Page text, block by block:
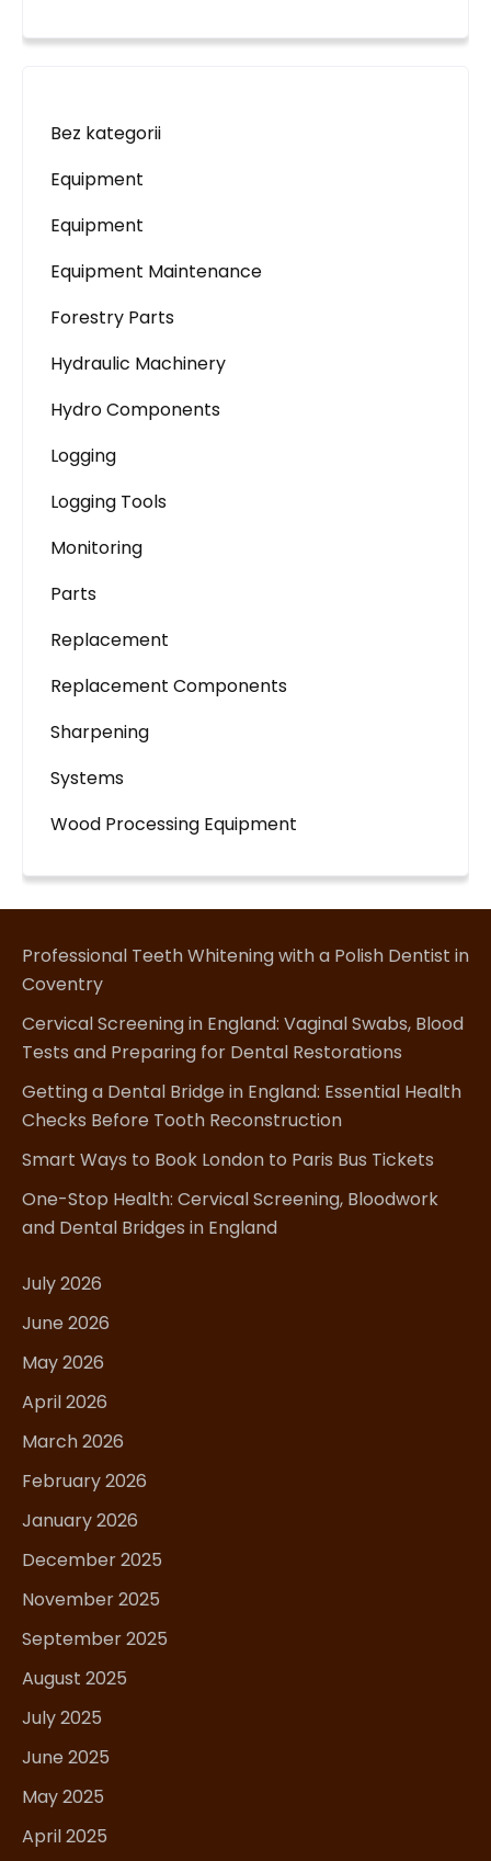
Bez kategorii
Equipment
Equipment
Equipment Maintenance
Forestry Parts
Hydraulic Machinery
Hydro Components
Logging
Logging Tools
Monitoring
Parts
Replacement
Replacement Components
Sharpening
Systems
Wood Processing Equipment
Professional Teeth Whitening with a Polish Dentist in
Coventry
Cervical Screening in England: Vaginal Swabs, Blood
Tests and Preparing for Dental Restorations
Getting a Dental Bridge in England: Essential Health
Checks Before Tooth Reconstruction
Smart Ways to Book London to Paris Bus Tickets
One-Stop Health: Cervical Screening, Bloodwork
and Dental Bridges in England
July 2026
June 2026
May 2026
April 2026
March 2026
February 2026
January 2026
December 2025
November 2025
September 2025
August 2025
July 2025
June 2025
May 2025
April 2025